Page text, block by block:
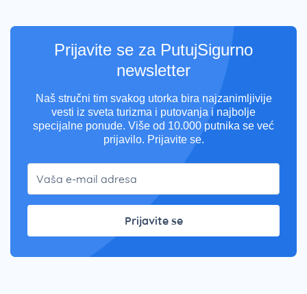
Prijavite se za PutujSigurno
newsletter
Naš stručni tim svakog utorka bira najzanimljivije
vesti iz sveta turizma i putovanja i najbolje
specijalne ponude. Više od 10.000 putnika se već
prijavilo. Prijavite se.
Prijavite se